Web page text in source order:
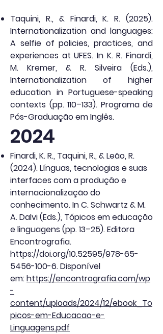
Taquini, R., & Finardi, K. R. (2025).
Internationalization and languages:
A selfie of policies, practices, and
experiences at UFES. In K. R. Finardi,
M. Kremer, & R. Silveira (Eds.),
Internationalization of higher
education in Portuguese-speaking
contexts (pp. 110–133). Programa de
Pós-Graduação em Inglês.
2024
Finardi, K. R., Taquini, R., & Leão, R.
(2024). Línguas, tecnologias e suas
interfaces com a produção e
internacionalização do
conhecimento. In C. Schwartz & M.
A. Dalvi (Eds.), Tópicos em educação
e linguagens (pp. 13–25). Editora
Encontrografia.
https://doi.org/10.52595/978-65-
5456-100-6.Disponível
em:https://encontrografia.com/wp
-
content/uploads/2024/12/ebook_To
picos-em-Educacao-e-
Linguagens.pdf